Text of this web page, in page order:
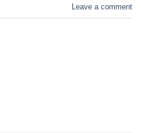
Leave a comment